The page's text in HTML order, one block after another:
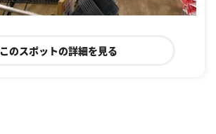
このスポットの詳細を見る